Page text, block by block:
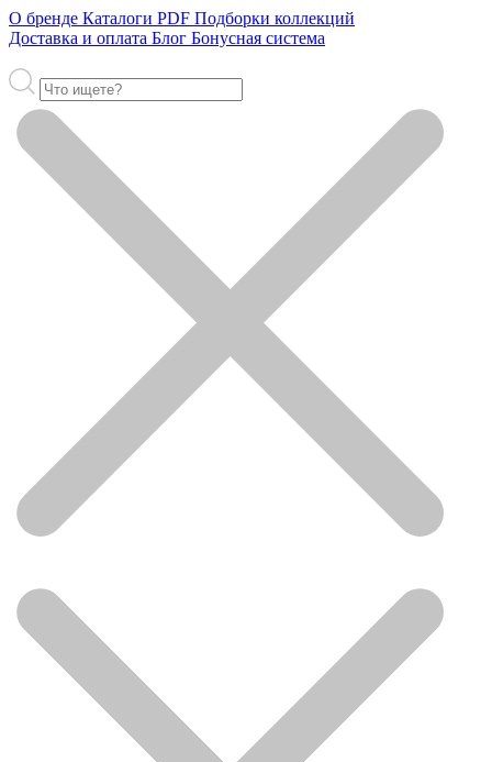
О бренде Каталоги PDF Подборки коллекций
Доставка и оплата Блог Бонусная система